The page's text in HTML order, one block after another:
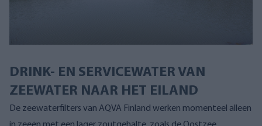
DRINK- EN SERVICEWATER VAN
ZEEWATER NAAR HET EILAND
De zeewaterfilters van AQVA Finland werken momenteel alleen